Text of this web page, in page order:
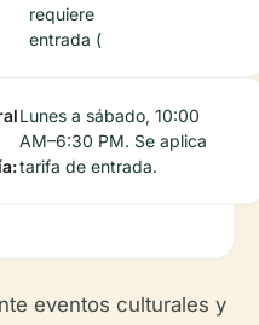
requiere
entrada (
Lunes a sábado, 10:00
AM–6:30 PM. Se aplica
tarifa de entrada.
eventos culturales y